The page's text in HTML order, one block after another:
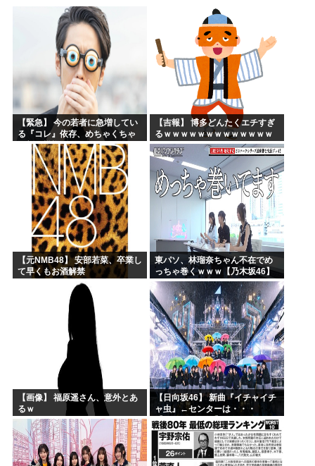
海外「W杯は八百長だった」FIFA会長支持を表明したサッ...
例のダンスアニメの作者、ヤバすぎる
高市早苗の消費税減税、93%が「賛成」www
ワイ小学生やけどアナログで絵描いたから見て
【緊急】 今の若者に急増してい
る『コレ』依存、めちゃくちゃ
深刻な模様w w w w w w w w w w
【吉報】 博多どんたくエチすぎ
るｗｗｗｗｗｗｗｗｗｗｗｗｗ
ｗｗ
【元NMB48】 安部若菜、卒業し
て早くもお酒解禁
東パソ、林瑠奈ちゃん不在でめ
っちゃ巻くｗｗｗ【乃木坂46】
【画像】 福原遥さん、意外とあ
るｗ
【日向坂46】 新曲『イチャイチ
ャ虫』←センターは・・・
【18thシングル】